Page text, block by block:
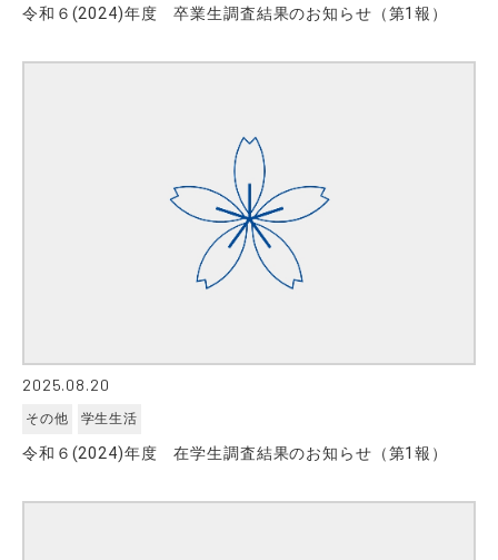
令和６(2024)年度 卒業生調査結果のお知らせ（第1報）
2025.08.20
その他 学生生活
令和６(2024)年度 在学生調査結果のお知らせ（第1報）